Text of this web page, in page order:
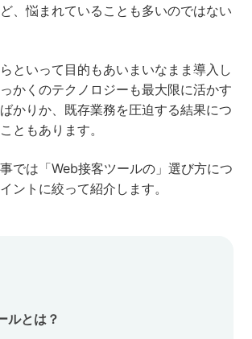
、悩まれていることも多いのではない
といって目的もあいまいなまま導入し
かくのテクノロジーも最大限に活かす
かりか、既存業務を圧迫する結果につ
ともあります。
では「Web接客ツールの」選び方につ
ントに絞って紹介します。
ルとは？